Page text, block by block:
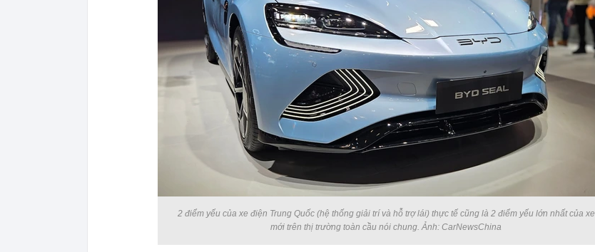
2 điểm yếu của xe điện Trung Quốc (hệ thống giải trí và hỗ trợ lái) thực tế cũng là 2 điểm yếu lớn nhất của xe
mới trên thị trường toàn cầu nói chung. Ảnh: CarNewsChina